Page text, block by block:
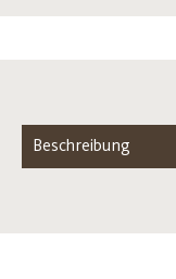
Beschreibung